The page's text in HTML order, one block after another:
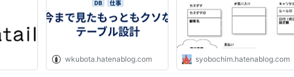
wkubota.hatenablog.com syobochim.hatenablog.com